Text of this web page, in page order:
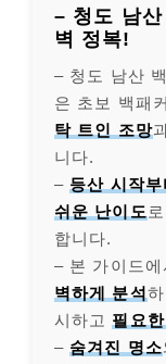
– 청도 남
벽 정복!
– 청도 남산
은 초보 백패
탁 트인 조망
니다.
– 등산 시작
쉬운 난이도
합니다.
– 본 가이드
벽하게 분석
시하고 필요
– 숨겨진 명소